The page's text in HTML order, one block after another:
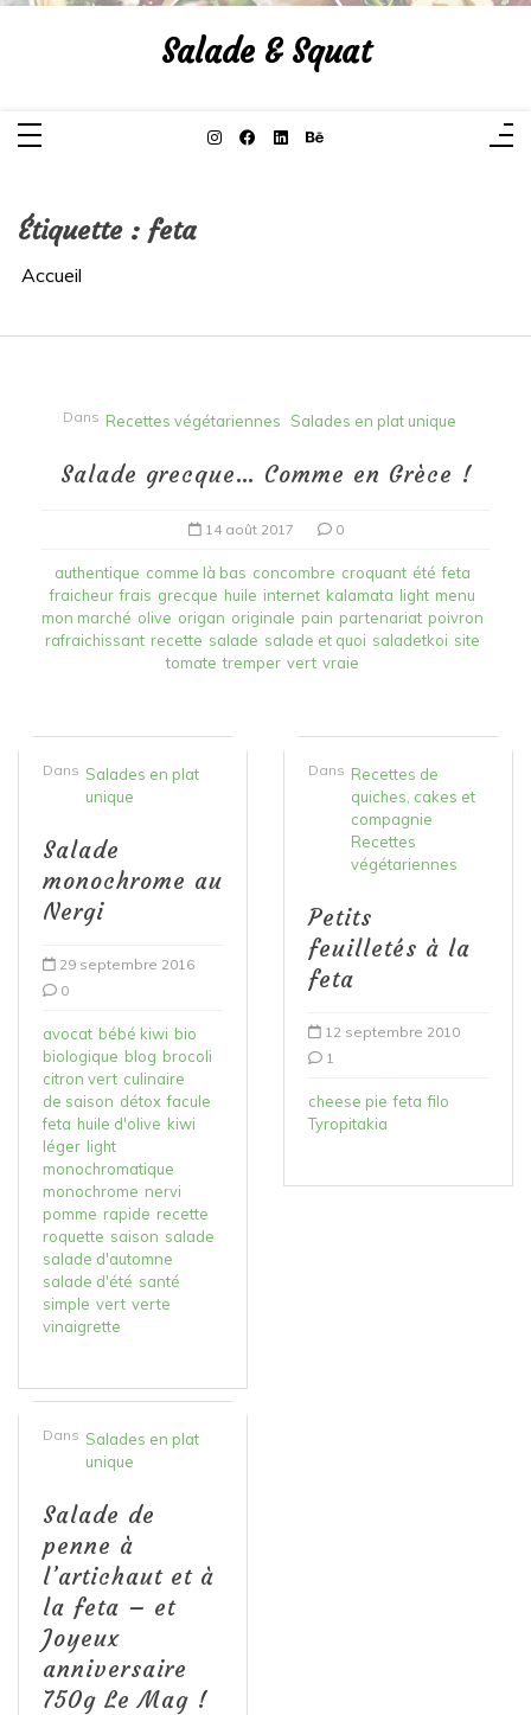
Aller
Salade & Squat
Étiquette : feta
Accueil
Dans Recettes végétariennes Salades en plat unique
Salade grecque… Comme en Grèce !
14 août 2017 0
authentique comme là bas concombre croquant été feta
fraicheur frais grecque huile internet kalamata light menu
mon marché olive origan originale pain partenariat poivron
rafraichissant recette salade salade et quoi saladetkoi site
tomate tremper vert vraie
Dans Salades en plat
unique
Salade
monochrome au
Nergi
29 septembre 2016
0
avocat bébé kiwi bio
biologique blog brocoli
citron vert culinaire
de saison détox facule
feta huile d'olive kiwi
léger light
monochromatique
monochrome nervi
pomme rapide recette
roquette saison salade
salade d'automne
salade d'été santé
simple vert verte
vinaigrette
Dans Salades en plat
unique
Salade de
penne à
l’artichaut et à
la feta – et
Joyeux
anniversaire
750g Le Mag !
Dans Recettes de
quiches, cakes et
compagnie
Recettes
végétariennes
Petits
feuilletés à la
feta
12 septembre 2010
1
cheese pie feta filo
Tyropitakia